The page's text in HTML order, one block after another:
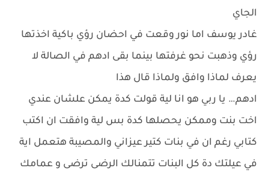
الجاي
غادر يوسف اما نور وقعت في احضان رؤي باكية اخذتها
رؤي وذهبت نحو غرفتها بينما بقى ادهم في الصالة لا
يعرف لماذا وافق ولماذا قال هذا
ادهم… يا ربي هو انا لية قولت كدة يمكن علشان عندي
اخت بنت وممكن يحصلها كدة بس لية وافقت ان اكتب
كتابي رغم ان في بنات كتير عيزاني والمصيبة هتعمل اية
في عيلتك دة كل البنات تتمنالك الرضى ترضى و عمامك